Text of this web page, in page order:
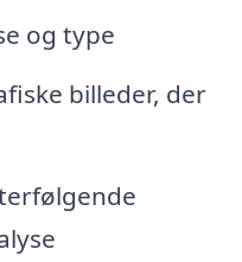
og type
billeder, der